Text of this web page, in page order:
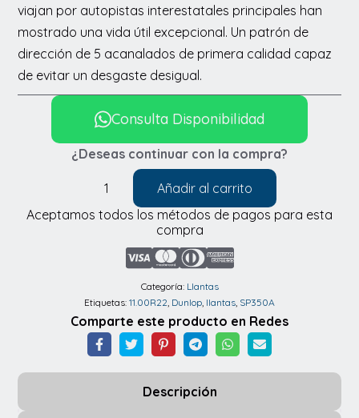
viajan por autopistas interestatales principales han
mostrado una vida útil excepcional. Un patrón de
dirección de 5 acanalados de primera calidad capaz
de evitar un desgaste desigual.
¿Deseas continuar con la compra?
Llantas
Dunlop
11.00R22
Añadir al carrito
Categoría: Llantas
Etiquetas: 11.00R22, Dunlop, llantas, SP350A
Consulta Disponibilidad
Aceptamos todos los métodos de pagos para esta
compra
Comparte este producto en Redes
Descripción